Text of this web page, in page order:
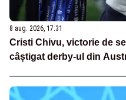
8 aug. 2026, 17:31
Cristi Chivu, victorie de
câștigat derby-ul din